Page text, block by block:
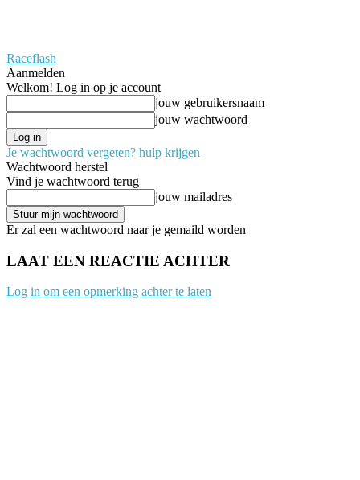
Raceflash
Aanmelden
Welkom! Log in op je account
jouw gebruikersnaam
jouw wachtwoord
Je wachtwoord vergeten? hulp krijgen
Wachtwoord herstel
Vind je wachtwoord terug
jouw mailadres
Er zal een wachtwoord naar je gemaild worden
LAAT EEN REACTIE ACHTER
Log in om een opmerking achter te laten